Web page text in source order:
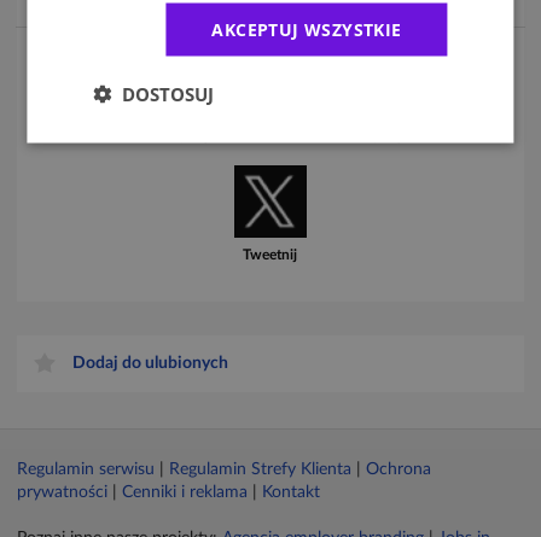
Tweetnij
Dodaj do ulubionych
Regulamin serwisu Regulamin Strefy Klienta
Ochrona
prywatności
Cenniki i reklama Kontakt
AKCEPTUJ WSZYSTKIE
DOSTOSUJ